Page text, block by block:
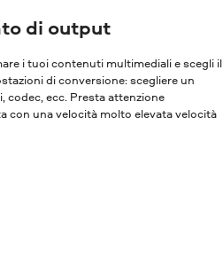
di output
i tuoi contenuti multimediali e scegli il
di conversione: scegliere un
codec, ecc. Presta attenzione
con una velocità molto elevata velocità